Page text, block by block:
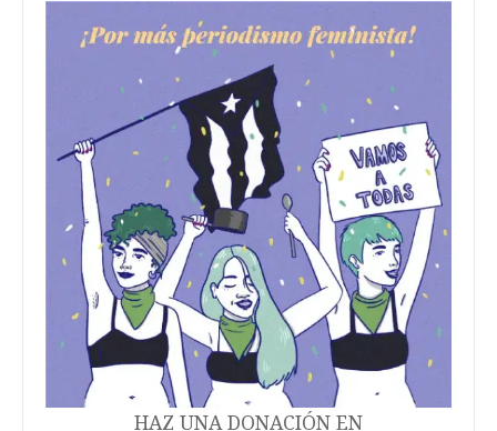
HAZ UNA DONACIÓN EN